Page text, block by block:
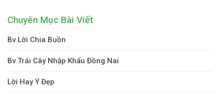
Chuyên Mục Bài Viết
Bv Lời Chia Buồn
Bv Trái Cây Nhập Khẩu Đồng Nai
Lời Hay Ý Đẹp